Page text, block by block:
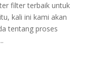
filter terbaik untuk
kali ini kami akan
tentang proses